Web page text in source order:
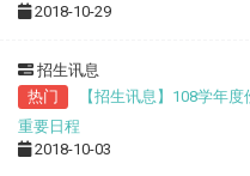
2018-10-29
招生讯息
热门
【招生讯息】108学年
重要日程
2018-10-03